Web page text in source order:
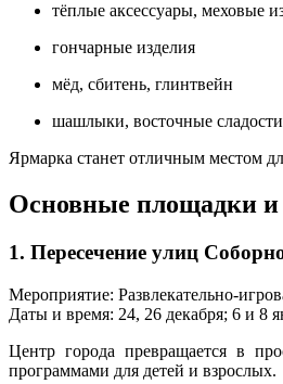
тёплые аксессуары, меховые
гончарные изделия
мёд, сбитень, глинтвейн
шашлыки, восточные
Ярмарка станет отличным местом
Основные площадки и
1. Пересечение улиц
Мероприятие: Развлекательно-
Даты и время: 24, 26 декабря; 6 и 8
Центр города превращается в
программами для детей и взрослых.